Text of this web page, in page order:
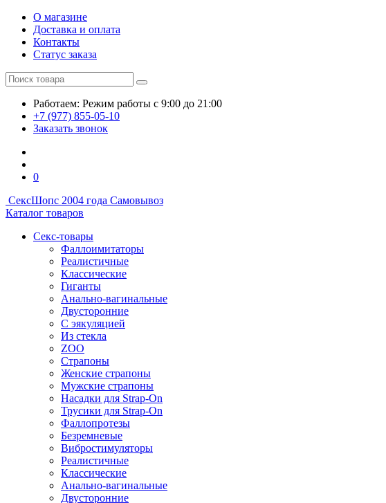
О магазине
Доставка и оплата
Контакты
Статус заказа
Работаем: Режим работы с 9:00 до 21:00
+7 (977) 855-05-10
Заказать звонок
0
СексШопс 2004 года Самовывоз
Каталог товаров
Секс-товары
Фаллоимитаторы
Реалистичные
Классические
Гиганты
Анально-вагинальные
Двусторонние
С эякуляцией
Из стекла
ZOO
Страпоны
Женские страпоны
Мужские страпоны
Насадки для Strap-On
Трусики для Strap-On
Фаллопротезы
Безремневые
Вибростимуляторы
Реалистичные
Классические
Анально-вагинальные
Двусторонние